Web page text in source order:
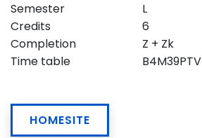
Semester
L
Credits
6
Completion
Z + Zk
Time table
B4M39PTV
HOMESITE